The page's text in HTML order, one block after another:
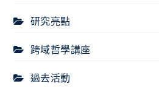
研究亮點
跨域哲學講座
過去活動